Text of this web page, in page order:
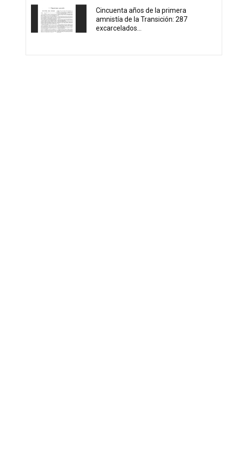
Cincuenta años de la primera
amnistía de la Transición: 287
excarcelados...